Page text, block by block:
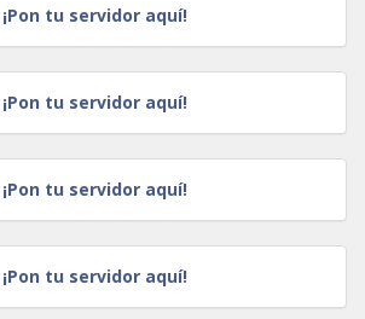
¡Pon tu servidor aquí!
¡Pon tu servidor aquí!
¡Pon tu servidor aquí!
¡Pon tu servidor aquí!